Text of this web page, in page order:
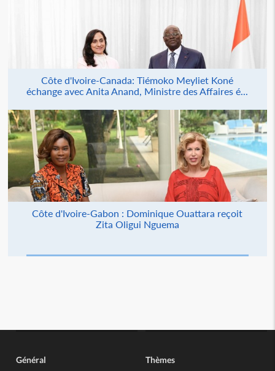
Côte d'Ivoire-Canada: Tiémoko Meyliet Koné
échange avec Anita Anand, Ministre des Affaires é...
Côte d'Ivoire-Gabon : Dominique Ouattara reçoit
Zita Oligui Nguema
Général Thèmes